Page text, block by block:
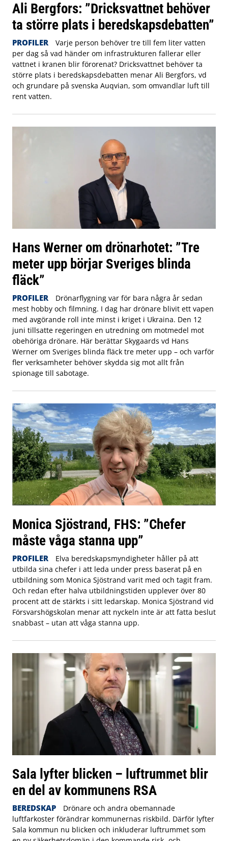
Ali Bergfors: ”Dricksvattnet behöver
ta större plats i beredskapsdebatten”
PROFILER
Varje person behöver tre till fem liter vatten
per dag så vad händer om infrastrukturen fallerar eller
vattnet i kranen blir förorenat? Dricksvattnet behöver ta
större plats i beredskapsdebatten menar Ali Bergfors, vd
och grundare på svenska Auqvian, som omvandlar luft till
rent vatten.
Hans Werner om drönarhotet: ”Tre
meter upp börjar Sveriges blinda
fläck”
PROFILER
Drönarflygning var för bara några år sedan
mest hobby och filmning. I dag har drönare blivit ett vapen
med avgörande roll inte minst i kriget i Ukraina. Den 12
juni tillsatte regeringen en utredning om motmedel mot
obehöriga drönare. Här berättar Skygaards vd Hans
Werner om Sveriges blinda fläck tre meter upp – och varför
fler verksamheter behöver skydda sig mot allt från
spionage till sabotage.
Monica Sjöstrand, FHS: ”Chefer
måste våga stanna upp”
PROFILER
Elva beredskapsmyndigheter håller på att
utbilda sina chefer i att leda under press baserat på en
utbildning som Monica Sjöstrand varit med och tagit fram.
Och redan efter halva utbildningstiden upplever över 80
procent att de stärkts i sitt ledarskap. Monica Sjöstrand vid
Försvarshögskolan menar att nyckeln inte är att fatta beslut
snabbast – utan att våga stanna upp.
Sala lyfter blicken – luftrummet blir
en del av kommunens RSA
BEREDSKAP
Drönare och andra obemannade
luftfarkoster förändrar kommunernas riskbild. Därför lyfter
Sala kommun nu blicken och inkluderar luftrummet som